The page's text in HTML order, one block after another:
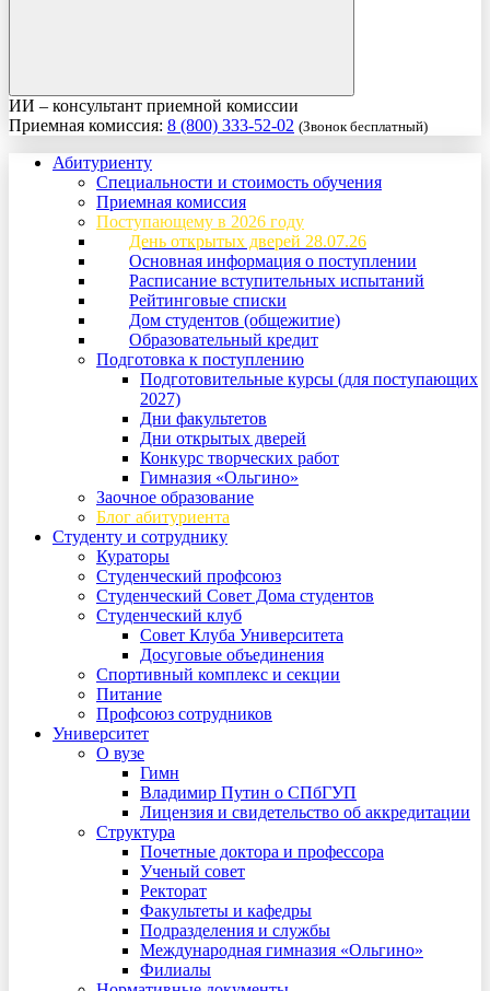
ИИ – консультант приемной комиссии
Приемная комиссия: 8 (800) 333-52-02 (Звонок бесплатный)
Абитуриенту
Специальности и стоимость обучения
Приемная комиссия
Поступающему в 2026 году
День открытых дверей 28.07.26
Основная информация о поступлении
Расписание вступительных испытаний
Рейтинговые списки
Дом студентов (общежитие)
Образовательный кредит
Подготовка к поступлению
Подготовительные курсы (для поступающих
2027)
Дни факультетов
Дни открытых дверей
Конкурс творческих работ
Гимназия «Ольгино»
Заочное образование
Блог абитуриента
Студенту и сотруднику
Кураторы
Студенческий профсоюз
Студенческий Совет Дома студентов
Студенческий клуб
Совет Клуба Университета
Досуговые объединения
Спортивный комплекс и секции
Питание
Профсоюз сотрудников
Университет
О вузе
Гимн
Владимир Путин о СПбГУП
Лицензия и свидетельство об аккредитации
Структура
Почетные доктора и профессора
Ученый совет
Ректорат
Факультеты и кафедры
Подразделения и службы
Международная гимназия «Ольгино»
Филиалы